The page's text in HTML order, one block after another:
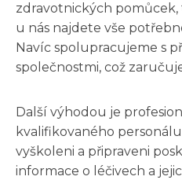
zdravotnických pomůcek,
u nás najdete vše
Navíc spolupracujeme s
společnostmi, což
Další výhodou je
kvalifikovaného
vyškoleni a připraveni
informace o léčivech a